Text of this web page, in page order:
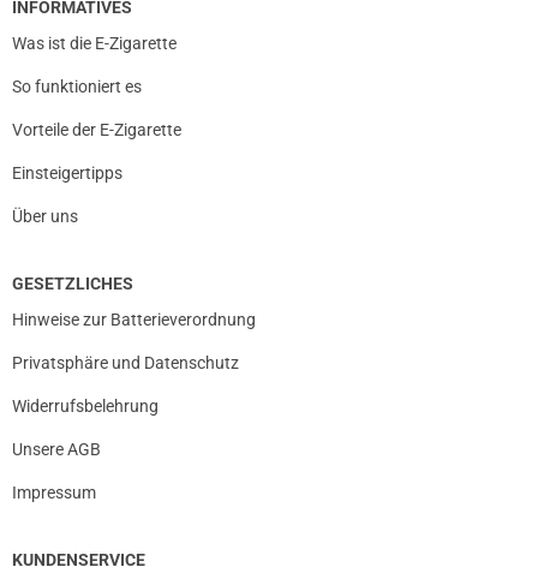
INFORMATIVES
Was ist die E-Zigarette
So funktioniert es
Vorteile der E-Zigarette
Einsteigertipps
Über uns
GESETZLICHES
Hinweise zur Batterieverordnung
Privatsphäre und Datenschutz
Widerrufsbelehrung
Unsere AGB
Impressum
KUNDENSERVICE